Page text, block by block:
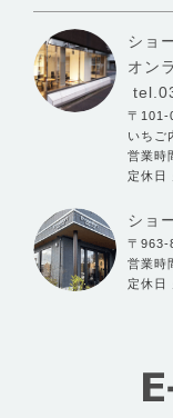
ショ
オン
〒101-
いちご
営業時
定休日
ショ
〒963-
営業時
定休日